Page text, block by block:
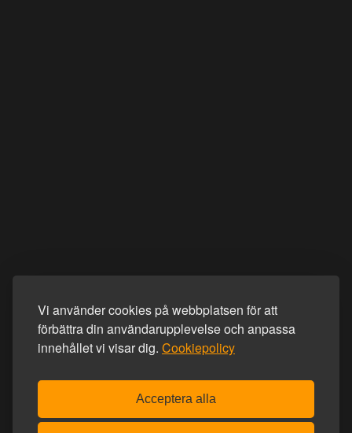
Vi använder cookies på webbplatsen för att
förbättra din användarupplevelse och anpassa
innehållet vi visar dig. Cookiepolicy
Acceptera alla